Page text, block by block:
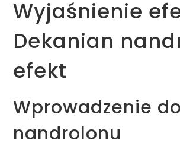
Wyjaśnienie
Dekanian
efekt
Wprowadzenie do
nandrolonu